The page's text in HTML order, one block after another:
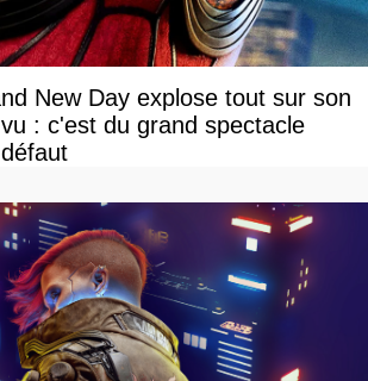
New Day explose tout sur son
: c'est du grand spectacle